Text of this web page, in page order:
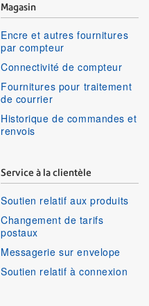
Magasin
Encre et autres fournitures
par compteur
Connectivité de compteur
Fournitures pour traitement
de courrier
Historique de commandes et
renvois
Service à la clientèle
Soutien relatif aux produits
Changement de tarifs
postaux
Messagerie sur envelope
Soutien relatif à connexion